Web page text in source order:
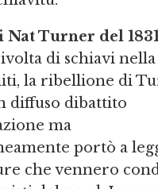
Turner del
di schiavi
la ribellione di
diffuso dibattito
ma
portò a
che vennero